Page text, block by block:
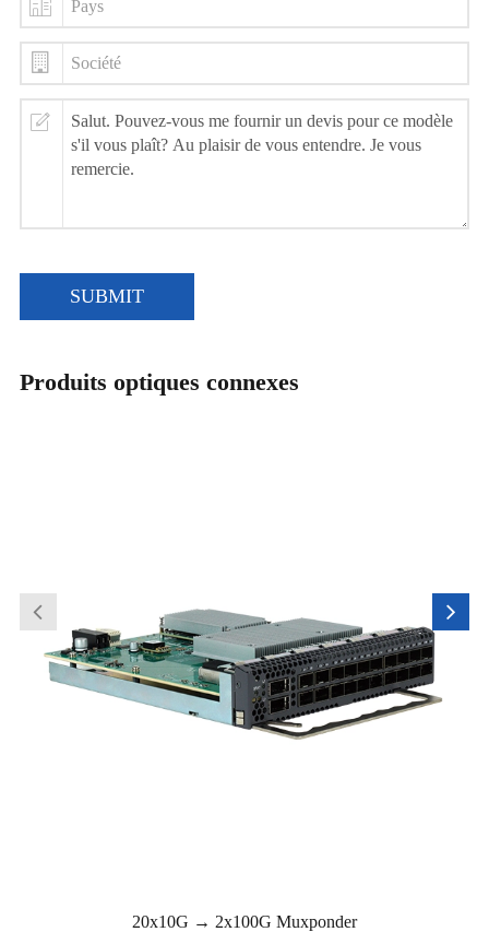
SUBMIT
Produits optiques connexes
20x10G → 2x100G Muxponder